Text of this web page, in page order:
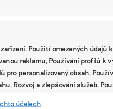
Použití omezených údajů
reklamu, Používání profilů k
pro personalizovaný obsah,
Rozvoj a zlepšování služeb,
účelech
co říci
říká, že naše